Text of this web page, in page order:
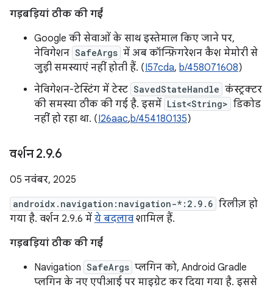
गड़बड़ियां ठीक की गईं
Google की सेवाओं के साथ इस्तेमाल किए जाने पर,
नेविगेशन SafeArgs में अब कॉन्फ़िगरेशन कैश मेमोरी से
जुड़ी समस्याएं नहीं होती हैं. (I57cda, b/458071608)
नेविगेशन-टेस्टिंग में टेस्ट SavedStateHandle कंस्ट्रक्टर
की समस्या ठीक की गई है. इसमें List<String> डिकोड
नहीं हो रहा था. (I26aac,b/454180135)
वर्शन 2.9.6
05 नवंबर, 2025
androidx.navigation:navigation-*:2.9.6 रिलीज़ हो
गया है. वर्शन 2.9.6 में ये बदलाव शामिल हैं.
गड़बड़ियां ठीक की गईं
Navigation SafeArgs प्लगिन को, Android Gradle
प्लगिन के नए एपीआई पर माइग्रेट कर दिया गया है. इससे